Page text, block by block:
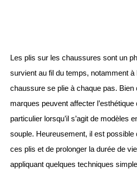
Les plis sur les chaussures sont un
survient au fil du temps, notamment à
chaussure se plie à chaque pas. Bien
marques peuvent affecter
particulier lorsqu’il s’agit de modèles
souple. Heureusement, il est possible
ces plis et de prolonger la durée de
appliquant quelques techniques